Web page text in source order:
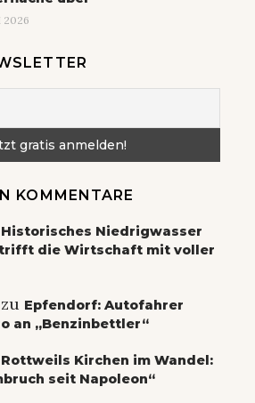
2026
KOMMENTARE
Historisches Niedrigwasser
trifft die Wirtschaft mit voller
zu Epfendorf: Autofahrer
an „Benzinbettler“
Rottweils Kirchen im Wandel:
seit Napoleon“